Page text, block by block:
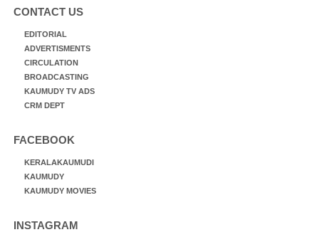
CONTACT US
EDITORIAL
ADVERTISMENTS
CIRCULATION
BROADCASTING
KAUMUDY TV ADS
CRM DEPT
FACEBOOK
KERALAKAUMUDI
KAUMUDY
KAUMUDY MOVIES
INSTAGRAM